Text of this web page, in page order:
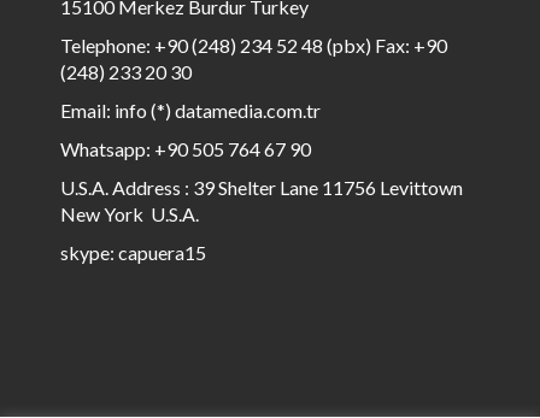
15100 Merkez Burdur Turkey
Telephone: +90 (248) 234 52 48 (pbx) Fax: +90
(248) 233 20 30
Email: info (*) datamedia.com.tr
Whatsapp: +90 505 764 67 90
U.S.A. Address : 39 Shelter Lane 11756 Levittown
New York U.S.A.
skype: capuera15